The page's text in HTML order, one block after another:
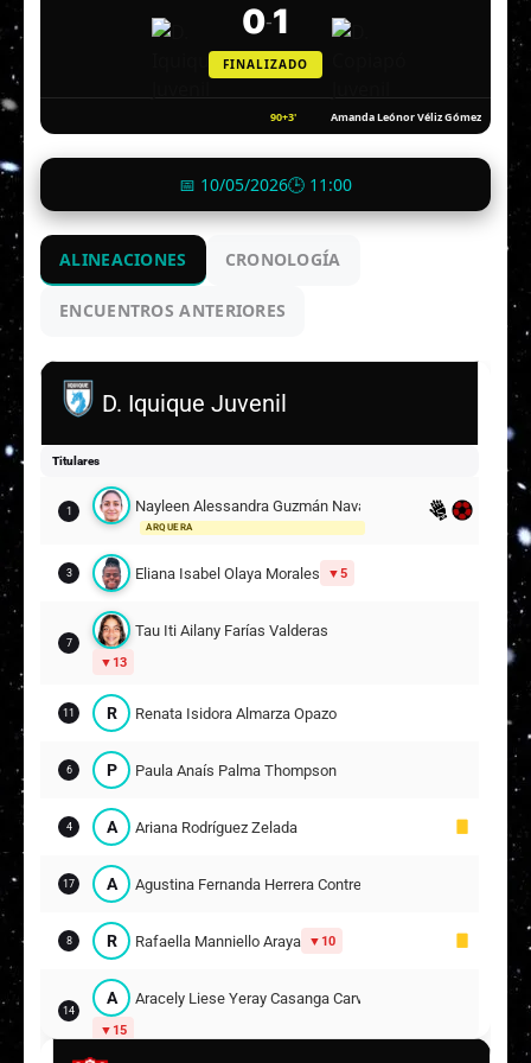
0-1
FINALIZADO
90+3' Amanda Leónor Véliz Gómez
📅 10/05/2026🕒 11:00
ALINEACIONES CRONOLOGÍA
ENCUENTROS ANTERIORES
D. Iquique Juvenil
Titulares
1 Nayleen Alessandra Guzmán Navarro
ARQUERA
3 Eliana Isabel Olaya Morales 5
7
Tau Iti Ailany Farías Valderas
13
11 R Renata Isidora Almarza Opazo
6 P Paula Anaís Palma Thompson
4 A Ariana Rodríguez Zelada
17 A Agustina Fernanda Herrera Contreras
8 R Rafaella Manniello Araya 10
14
A Aracely Liese Yeray Casanga Carvajal
15